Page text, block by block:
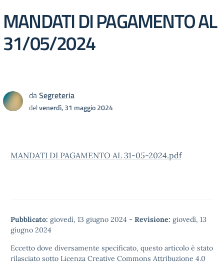
MANDATI DI PAGAMENTO AL
31/05/2024
daSegreteria
delvenerdì, 31 maggio 2024
MANDATI DI PAGAMENTO AL 31-05-2024.pdf
Pubblicato: giovedì, 13 giugno 2024 - Revisione: giovedì, 13
giugno 2024
Eccetto dove diversamente specificato, questo articolo è stato
rilasciato sotto Licenza Creative Commons Attribuzione 4.0